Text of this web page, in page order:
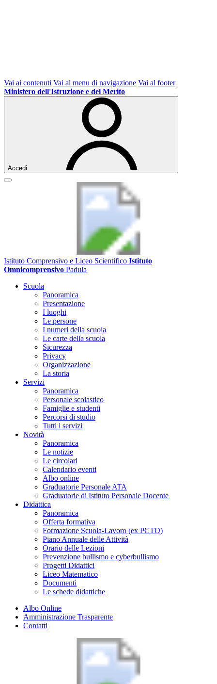
Vai ai contenuti Vai al menu di navigazione Vai al footer
Ministero dell'Istruzione e del Merito
Accedi
Istituto Comprensivo e Liceo Scientifico Istituto
Omnicomprensivo Padula
Scuola
Panoramica
Presentazione
I luoghi
Le persone
I numeri della scuola
Le carte della scuola
Sicurezza
Privacy
Organizzazione
La storia
Servizi
Panoramica
Personale scolastico
Famiglie e studenti
Percorsi di studio
Tutti i servizi
Novità
Panoramica
Le notizie
Le circolari
Calendario eventi
Albo online
Graduatorie Personale ATA
Graduatorie di Istituto Personale Docente
Didattica
Panoramica
Offerta formativa
Formazione Scuola-Lavoro (ex PCTO)
Piano Annuale delle Attività
Orario delle Lezioni
Prevenzione bullismo e cyberbullismo
Progetti Didattici
Liceo Matematico
Documenti
Le schede didattiche
Albo Online
Amministrazione Trasparente
Contatti